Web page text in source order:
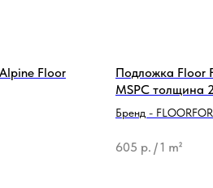
Floor
Подложка Floor
MSPC толщина
Бренд -
605 р. /1 m²